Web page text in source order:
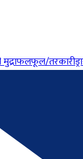
फलफूल/तरकारी